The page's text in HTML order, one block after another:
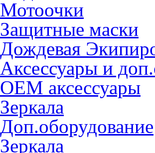
Мотоочки
Защитные маски
Дождевая
Аксессуары и
OEM аксессуары
Зеркала
Доп.оборудование
Зеркала